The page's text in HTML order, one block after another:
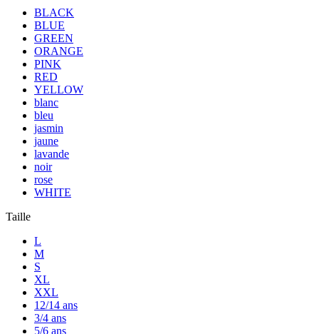
BLACK
BLUE
GREEN
ORANGE
PINK
RED
YELLOW
blanc
bleu
jasmin
jaune
lavande
noir
rose
WHITE
Taille
L
M
S
XL
XXL
12/14 ans
3/4 ans
5/6 ans